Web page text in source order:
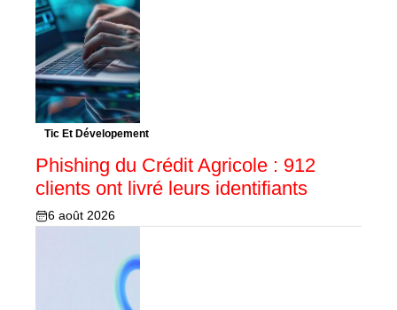
Tic Et Dévelopement
Phishing du Crédit Agricole : 912
clients ont livré leurs identifiants
6 août 2026